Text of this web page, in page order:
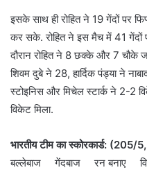
इसके साथ ही रोहित ने 19 गेंदों पर
कर सके. रोहित ने इस मैच में 41 गेंदों
दौरान रोहित ने 8 छक्के और 7 चौके
शिवम दुबे ने 28, हार्दिक पंड्या ने
स्टोइनिस और मिचेल स्टार्क ने 2-2
विकेट मिला.
भारतीय टीम का स्कोरकार्ड:
बल्लेबाज गेंदबाज रन बनाए